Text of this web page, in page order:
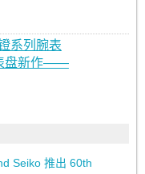
系列腕表
盘新作——
Seiko 推出 60th